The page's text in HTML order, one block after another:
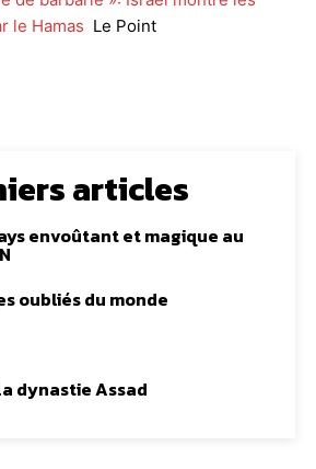
le Hamas Le Point
articles
envoûtant et magique au
oubliés du monde
dynastie Assad